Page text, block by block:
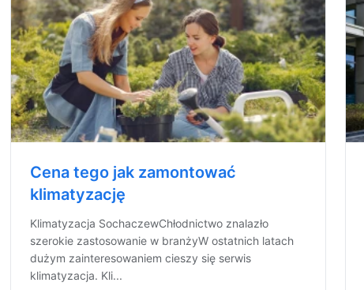
Cena tego jak zamontować
klimatyzację
Klimatyzacja SochaczewChłodnictwo znalazło
szerokie zastosowanie w branżyW ostatnich latach
dużym zainteresowaniem cieszy się serwis
klimatyzacja. Kli...